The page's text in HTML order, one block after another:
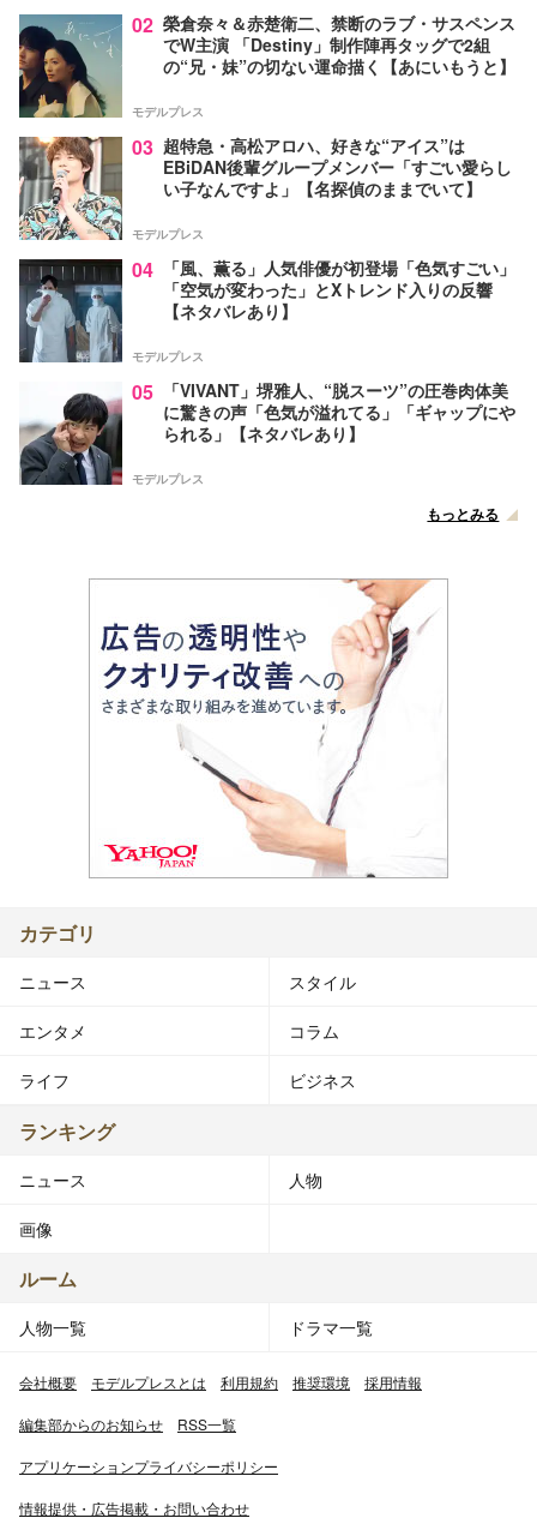
02 榮倉奈々＆赤楚衛二、禁断のラブ・サスペンス
でW主演 「Destiny」制作陣再タッグで2組
の“兄・妹”の切ない運命描く【あにいもうと】
モデルプレス
03 超特急・高松アロハ、好きな“アイス”は
EBiDAN後輩グループメンバー「すごい愛らし
い子なんですよ」【名探偵のままでいて】
モデルプレス
04
「風、薫る」人気俳優が初登場「色気すごい」
「空気が変わった」とXトレンド入りの反響
【ネタバレあり】
モデルプレス
05
「VIVANT」堺雅人、“脱スーツ”の圧巻肉体美
に驚きの声「色気が溢れてる」「ギャップにや
られる」【ネタバレあり】
モデルプレス
もっとみる
カテゴリ
ニュース スタイル
エンタメ コラム
ライフ ビジネス
ランキング
ニュース 人物
画像
ルーム
人物一覧 ドラマ一覧
会社概要 モデルプレスとは 利用規約 推奨環境 採用情報
編集部からのお知らせ RSS一覧
アプリケーションプライバシーポリシー
情報提供・広告掲載・お問い合わせ